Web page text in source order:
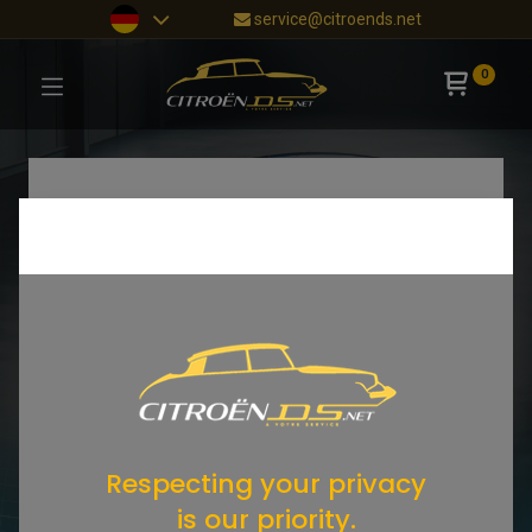
service@citroends.net
0
Respecting your privacy
is our priority.